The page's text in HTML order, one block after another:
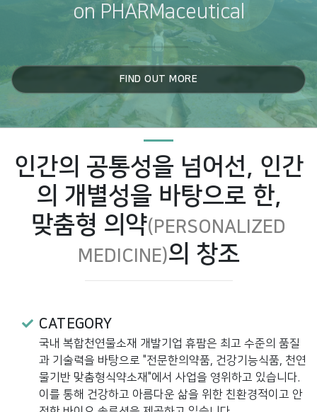
on PHARMaceutical
FIND OUT MORE
인간의 공통성을 넘어선, 인간
의 개별성을 바탕으로 한,
맞춤형 의약(PERSONALIZED
MEDICINE)의 창조
CATEGORY
국내 복합천연물소재 개발기업 휴팜은 최고 수준의 품질
과 기술력을 바탕으로 "전문한의약품, 건강기능식품, 천연
물기반 맞춤형식약소재"에서 사업을 영위하고 있습니다.
이를 통해 건강하고 아름다운 삶을 위한 친환경적이고 안